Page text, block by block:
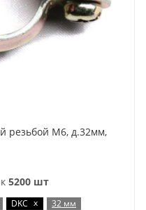
резьбой М6, д.32мм,
5200 шт
DKC x 32 мм